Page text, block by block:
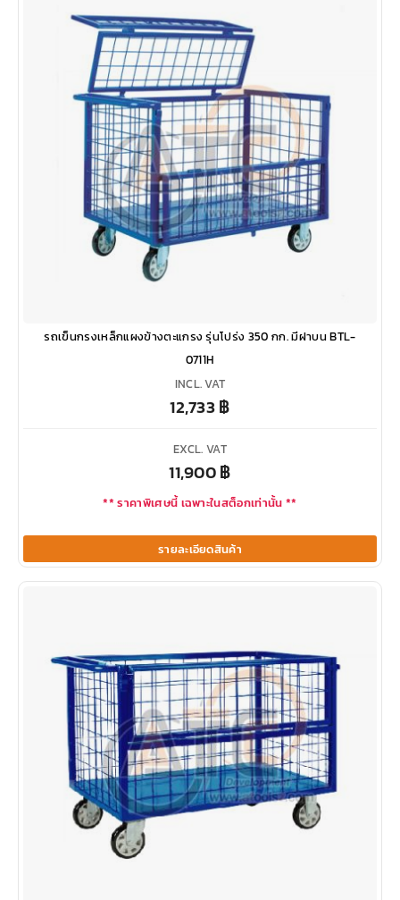
รถเข็นกรงเหล็กแผงข้างตะแกรง รุ่นโปร่ง 350 กก. มีฝาบน BTL-
0711H
INCL. VAT
12,733฿
EXCL. VAT
11,900฿
** ราคาพิเศษนี้ เฉพาะในสต็อกเท่านั้น **
รายละเอียดสินค้า